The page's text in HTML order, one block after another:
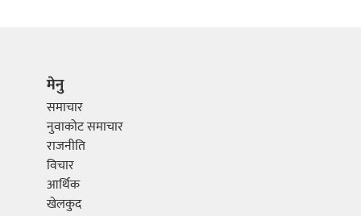
मेनु
समाचार
नुवाकोट समाचार
राजनीति
विचार
आर्थिक
खेलकुद